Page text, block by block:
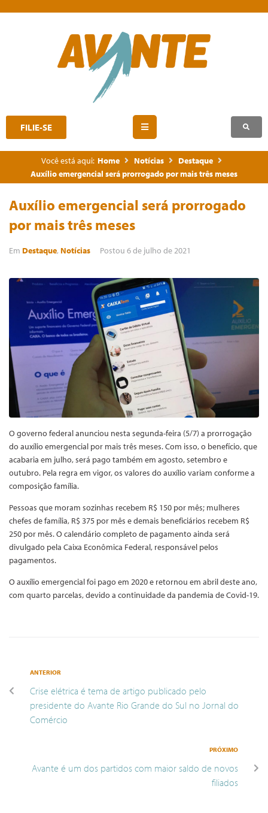
FILIE-SE
Você está aqui: Home Notícias
Destaque
Auxílio emergencial será prorrogado por mais três meses
Auxílio emergencial será prorrogado
por mais três meses
Em Destaque, Notícias Postou 6 de julho de 2021
O governo federal anunciou nesta segunda-feira (5/7) a prorrogação
do auxílio emergencial por mais três meses. Com isso, o benefício, que
acabaria em julho, será pago também em agosto, setembro e
outubro. Pela regra em vigor, os valores do auxílio variam conforme a
composição família.
Pessoas que moram sozinhas recebem R$ 150 por mês; mulheres
chefes de família, R$ 375 por mês e demais beneficiários recebem R$
250 por mês. O calendário completo de pagamento ainda será
divulgado pela Caixa Econômica Federal, responsável pelos
pagamentos.
O auxílio emergencial foi pago em 2020 e retornou em abril deste ano,
com quarto parcelas, devido a continuidade da pandemia de Covid-19.
ANTERIOR
Crise elétrica é tema de artigo publicado pelo
presidente do Avante Rio Grande do Sul no Jornal do
Comércio
PRÓXIMO
Avante é um dos partidos com maior saldo de novos
filiados